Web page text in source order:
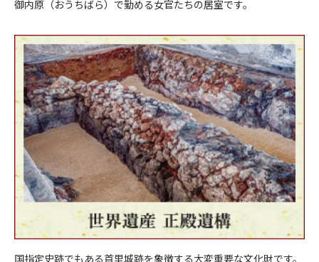
御内原（おうちばら）で勤める女官たちの居室です。
国指定史跡でもある首里城跡を象徴する大変重要な文化財です。